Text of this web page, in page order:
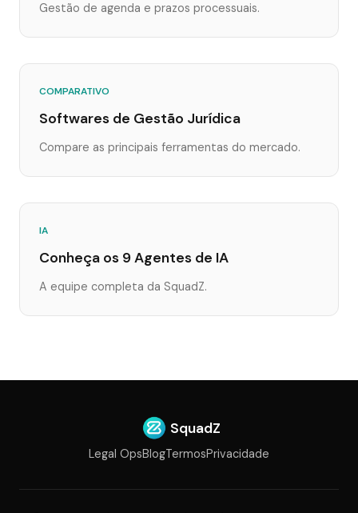
Gestão de agenda e prazos processuais.
COMPARATIVO
Softwares de Gestão Jurídica
Compare as principais ferramentas do mercado.
IA
Conheça os 9 Agentes de IA
A equipe completa da SquadZ.
SquadZ
Legal OpsBlogTermosPrivacidade